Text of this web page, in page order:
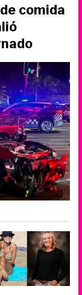
comida